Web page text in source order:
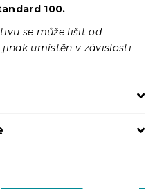
100.
se může lišit od
umístěn v závislosti